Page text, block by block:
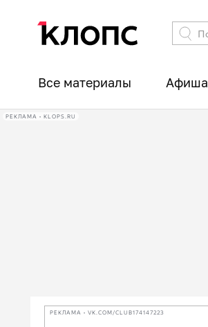
Все материалы Афиша
РЕКЛАМА • KLOPS.RU
РЕКЛАМА • VK.COM/CLUB174147223